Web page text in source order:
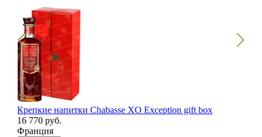
Крепкие напитки Chabasse XO Exception gift box
16 770 руб.
Франция